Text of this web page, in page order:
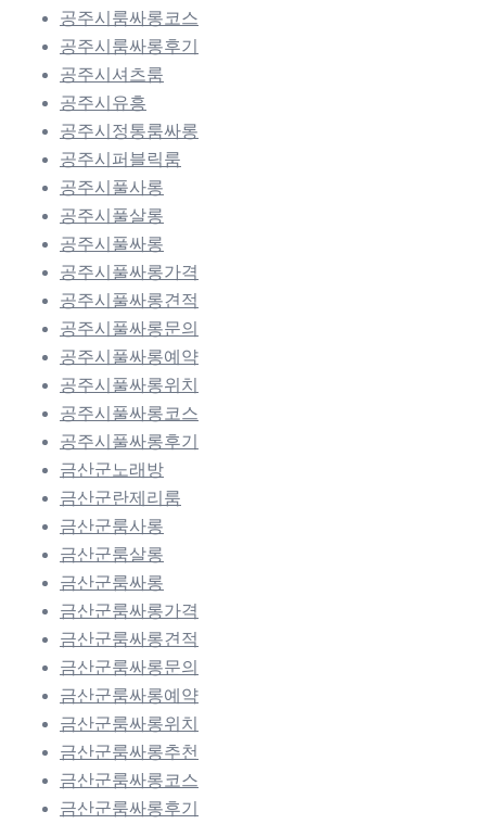
공주시룸싸롱코스
공주시룸싸롱후기
공주시셔츠룸
공주시유흥
공주시정통룸싸롱
공주시퍼블릭룸
공주시풀사롱
공주시풀살롱
공주시풀싸롱
공주시풀싸롱가격
공주시풀싸롱견적
공주시풀싸롱문의
공주시풀싸롱예약
공주시풀싸롱위치
공주시풀싸롱코스
공주시풀싸롱후기
금산군노래방
금산군란제리룸
금산군룸사롱
금산군룸살롱
금산군룸싸롱
금산군룸싸롱가격
금산군룸싸롱견적
금산군룸싸롱문의
금산군룸싸롱예약
금산군룸싸롱위치
금산군룸싸롱추천
금산군룸싸롱코스
금산군룸싸롱후기